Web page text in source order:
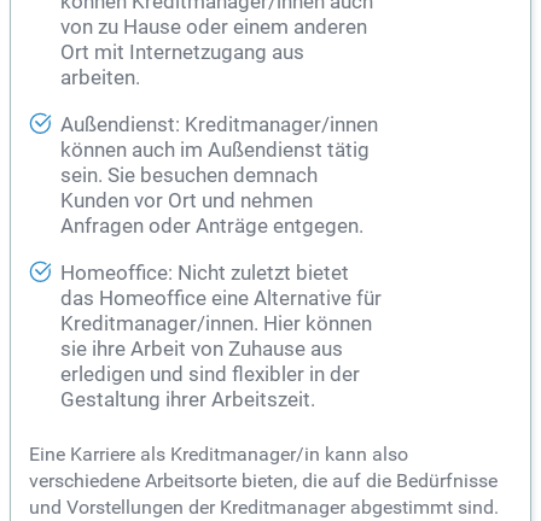
von zu Hause oder einem anderen
Ort mit Internetzugang aus
arbeiten.
Außendienst: Kreditmanager/innen
können auch im Außendienst tätig
sein. Sie besuchen demnach
Kunden vor Ort und nehmen
Anfragen oder Anträge entgegen.
Homeoffice: Nicht zuletzt bietet
das Homeoffice eine Alternative für
Kreditmanager/innen. Hier können
sie ihre Arbeit von Zuhause aus
erledigen und sind flexibler in der
Gestaltung ihrer Arbeitszeit.
Eine Karriere als Kreditmanager/in kann also
verschiedene Arbeitsorte bieten, die auf die Bedürfnisse
und Vorstellungen der Kreditmanager abgestimmt sind.